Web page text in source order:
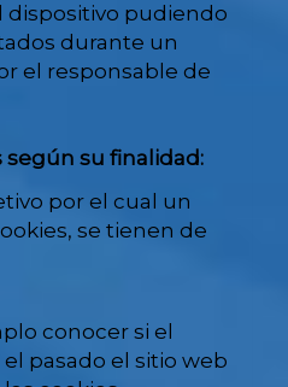
dispositivo pudiendo
durante un
el responsable de
según su finalidad:
por el cual un
se tienen de
conocer si el
pasado el sitio web